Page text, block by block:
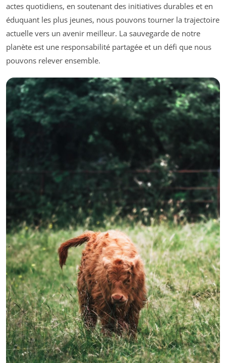
actes quotidiens, en soutenant des initiatives durables et en
éduquant les plus jeunes, nous pouvons tourner la trajectoire
actuelle vers un avenir meilleur. La sauvegarde de notre
planète est une responsabilité partagée et un défi que nous
pouvons relever ensemble.